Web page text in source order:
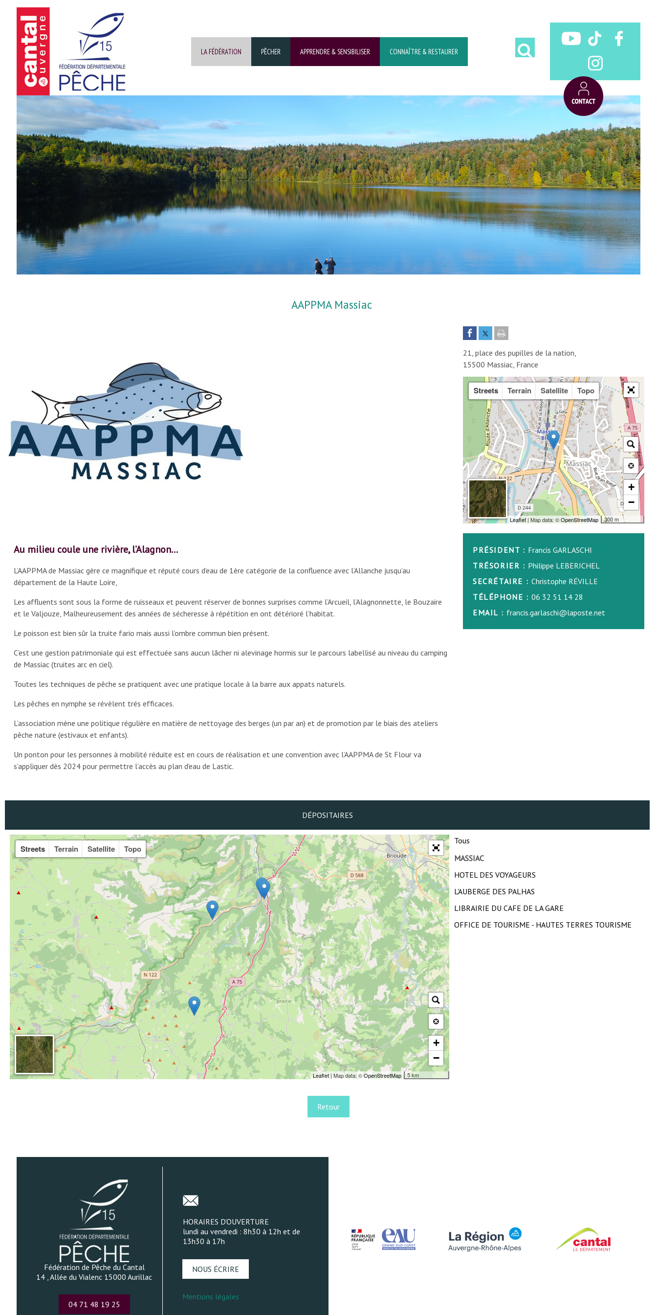
LA FÉDÉRATION PÊCHER APPRENDRE & SENSIBILISER CONNAÎTRE & RESTAURER
AAPPMA Massiac
21, place des pupilles de la nation,
15500 Massiac, France
Streets Terrain Satellite Topo
+
−
300 m
Leaflet| Map data: ©OpenStreetMap
Au milieu coule une rivière, l’Alagnon...
L’AAPPMA de Massiac gère ce magnifique et réputé cours d’eau de 1ère catégorie de la confluence avec l’Allanche jusqu’au
département de la Haute Loire,
Les affluents sont sous la forme de ruisseaux et peuvent réserver de bonnes surprises comme l’Arcueil, l’Alagnonnette, le Bouzaire
et le Valjouze, Malheureusement des années de sécheresse à répétition en ont détérioré l’habitat.
Le poisson est bien sûr la truite fario mais aussi l’ombre commun bien présent.
C’est une gestion patrimoniale qui est effectuée sans aucun lâcher ni alevinage hormis sur le parcours labellisé au niveau du camping
de Massiac (truites arc en ciel).
Toutes les techniques de pêche se pratiquent avec une pratique locale à la barre aux appats naturels.
Les pêches en nymphe se révèlent trés efficaces.
L’association mène une politique régulière en matière de nettoyage des berges (un par an) et de promotion par le biais des ateliers
pêche nature (estivaux et enfants).
Un ponton pour les personnes à mobilité réduite est en cours de réalisation et une convention avec l’AAPPMA de St Flour va
s’appliquer dès 2024 pour permettre l’accès au plan d’eau de Lastic.
PRÉSIDENT
Francis GARLASCHI
TRÉSORIER
Philippe LEBERICHEL
SECRÉTAIRE
Christophe RÉVILLE
TÉLÉPHONE
06 32 51 14 28
EMAIL
francis.garlaschi@laposte.net
DÉPOSITAIRES
Streets Terrain Satellite Topo
+
−
5 km
Leaflet| Map data: ©OpenStreetMap
Tous
MASSIAC
HOTEL DES VOYAGEURS
L'AUBERGE DES PALHAS
LIBRAIRIE DU CAFE DE LA GARE
OFFICE DE TOURISME - HAUTES TERRES TOURISME
Retour
Fédération de Pêche du Cantal
14 , Allée du Vialenc 15000 Aurillac
04 71 48 19 25
HORAIRES D’OUVERTURE
lundi au vendredi : 8h30 à 12h et de
13h30 à 17h
NOUS ÉCRIRE
Mentions légales